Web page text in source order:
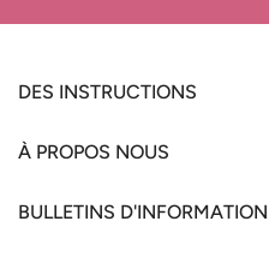
DES INSTRUCTIONS
À PROPOS NOUS
BULLETINS D'INFORMATION